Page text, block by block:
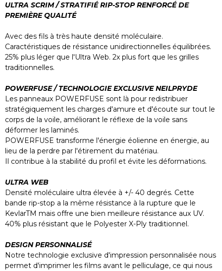
ULTRA SCRIM / STRATIFIÉ RIP-STOP RENFORCÉ DE
PREMIÈRE QUALITÉ
Avec des fils à très haute densité moléculaire.
Caractéristiques de résistance unidirectionnelles équilibrées.
25% plus léger que l'Ultra Web. 2x plus fort que les grilles
traditionnelles.
POWERFUSE / TECHNOLOGIE EXCLUSIVE NEILPRYDE
Les panneaux POWERFUSE sont là pour redistribuer
stratégiquement les charges d'amure et d'écoute sur tout le
corps de la voile, améliorant le réflexe de la voile sans
déformer les laminés.
POWERFUSE transforme l'énergie éolienne en énergie, au
lieu de la perdre par l'étirement du matériau.
Il contribue à la stabilité du profil et évite les déformations.
ULTRA WEB
Densité moléculaire ultra élevée à +/- 40 degrés. Cette
bande rip-stop a la même résistance à la rupture que le
KevlarTM mais offre une bien meilleure résistance aux UV.
40% plus résistant que le Polyester X-Ply traditionnel.
DESIGN PERSONNALISÉ
Notre technologie exclusive d'impression personnalisée nous
permet d'imprimer les films avant le pelliculage, ce qui nous